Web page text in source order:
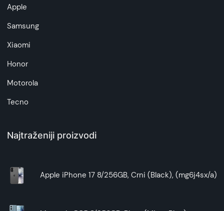
da garantuje da su svi podaci apsolutno ispravni.
Apple
Samsung
Xiaomi
Honor
Motorola
Tecno
Najtraženiji proizvodi
Apple iPhone 17 8/256GB, Crni (Black), (mg6j4sx/a)